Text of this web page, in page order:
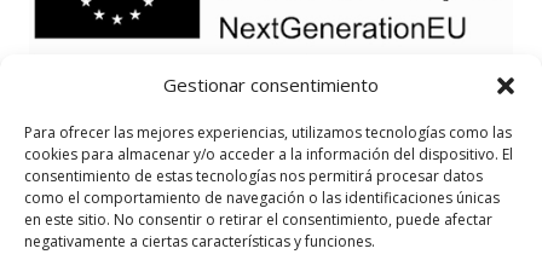
Gestionar consentimiento
Para ofrecer las mejores experiencias, utilizamos tecnologías como las
cookies para almacenar y/o acceder a la información del dispositivo. El
consentimiento de estas tecnologías nos permitirá procesar datos
como el comportamiento de navegación o las identificaciones únicas
en este sitio. No consentir o retirar el consentimiento, puede afectar
negativamente a ciertas características y funciones.